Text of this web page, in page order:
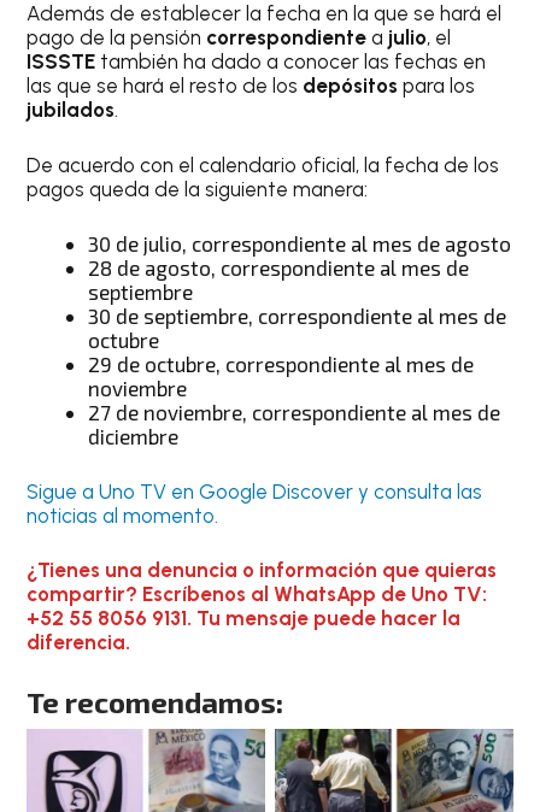
Además de establecer la fecha en la que se hará el
pago de la pensión correspondientea julio, el
ISSSTE también ha dado a conocer las fechas en
las que se hará el resto de los depósitospara los
jubilados.
De acuerdo con el calendario oficial, la fecha de los
pagos queda de la siguiente manera:
30 de julio, correspondiente al mes de agosto
28 de agosto, correspondiente al mes de
septiembre
30 de septiembre, correspondiente al mes de
octubre
29 de octubre, correspondiente al mes de
noviembre
27 de noviembre, correspondiente al mes de
diciembre
Sigue a Uno TV en Google Discover y consulta las
noticias al momento.
¿Tienes una denuncia o información que quieras
compartir? Escríbenos al WhatsApp de Uno TV:
+52 55 8056 9131. Tu mensaje puede hacer la
diferencia.
Te recomendamos: